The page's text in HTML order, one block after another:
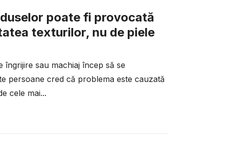
poate fi provocată
texturilor, nu de piele
îngrijire sau machiaj încep să se
persoane cred că problema este cauzată
cele mai...